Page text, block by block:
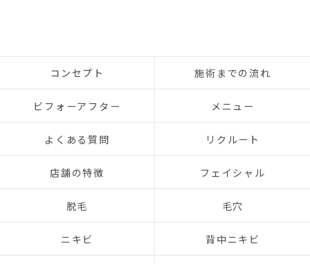
コンセプト 施術までの流れ
ビフォーアフター メニュー
よくある質問 リクルート
店舗の特徴 フェイシャル
脱毛 毛穴
ニキビ 背中ニキビ